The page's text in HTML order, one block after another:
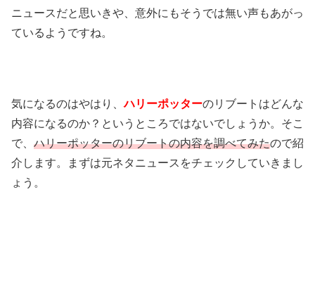
ニュースだと思いきや、意外にもそうでは無い声もあがっ
ているようですね。
気になるのはやはり、ハリーポッターのリブートはどんな
内容になるのか？というところではないでしょうか。そこ
で、 ハリーポッターのリブートの内容を調べてみたので紹
介します。まずは元ネタニュースをチェックしていきまし
ょう。